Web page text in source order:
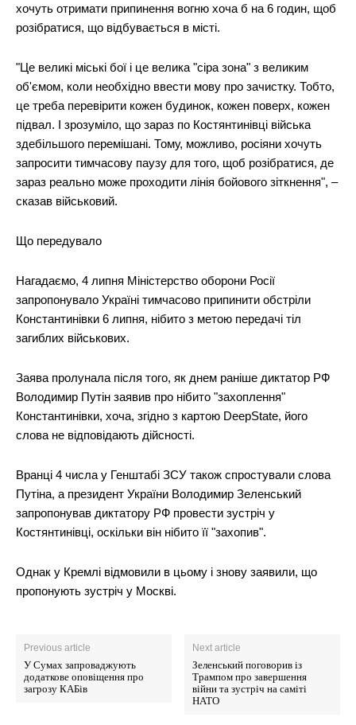
хочуть отримати припинення вогню хоча б на 6 годин, щоб
розібратися, що відбувається в місті.
"Це великі міські бої і це велика "сіра зона" з великим
об'ємом, коли необхідно ввести мову про зачистку. Тобто,
це треба перевірити кожен будинок, кожен поверх, кожен
підвал. І зрозуміло, що зараз по Костянтинівці війська
здебільшого перемішані. Тому, можливо, росіяни хочуть
запросити тимчасову паузу для того, щоб розібратися, де
зараз реально може проходити лінія бойового зіткнення", –
сказав військовий.
Що передувало
Нагадаємо, 4 липня Міністерство оборони Росії
запропонувало Україні тимчасово припинити обстріли
Константинівки 6 липня, нібито з метою передачі тіл
загиблих військових.
Заява пролунала після того, як днем раніше диктатор РФ
Володимир Путін заявив про нібито "захоплення"
Константинівки, хоча, згідно з картою DeepState, його
слова не відповідають дійсності.
Вранці 4 числа у Генштабі ЗСУ також спростували слова
Путіна, а президент України Володимир Зеленський
запропонував диктатору РФ провести зустріч у
Костянтинівці, оскільки він нібито її "захопив".
Однак у Кремлі відмовили в цьому і знову заявили, що
пропонують зустріч у Москві.
Previous article
У Сумах запроваджують
додаткове оповіщення про
загрозу КАБів
Next article
Зеленський поговорив із
Трампом про завершення
війни та зустріч на саміті
НАТО